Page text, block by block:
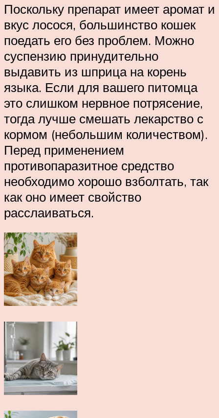
Поскольку препарат имеет аромат и
вкус лосося, большинство кошек
поедать его без проблем. Можно
суспензию принудительно
выдавить из шприца на корень
языка. Если для вашего питомца
это слишком нервное потрясение,
тогда лучше смешать лекарство с
кормом (небольшим количеством).
Перед применением
противопаразитное средство
необходимо хорошо взболтать, так
как оно имеет свойство
расслаиваться.